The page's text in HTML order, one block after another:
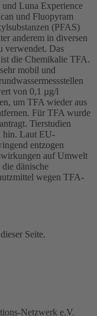
Luna Experience
und Fluopyram
(PFAS)
anderem in diversen
verwendet. Das
die Chemikalie TFA.
mobil und
von 0,1 µg/l
um TFA wieder aus
Für TFA wurde
Tierstudien
hin. Laut EU-
entzogen
auf Umwelt
dänische
wegen TFA-
Seite.
Netzwerk e.V.